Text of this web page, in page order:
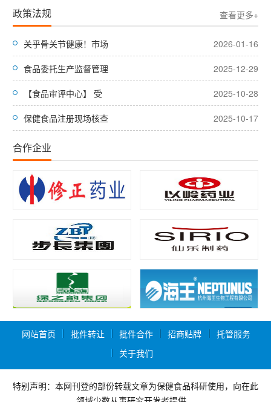
政策法规 查看更多+
关乎骨关节健康！市场 2026-01-16
食品委托生产监督管理 2025-12-29
【食品审评中心】 受 2025-10-28
保健食品注册现场核查 2025-10-17
合作企业
网站首页 批件转让 批件合作 招商贴牌
托管服务
关于我们
特别声明：本网刊登的部份转载文章为保健食品科研使用，向在此